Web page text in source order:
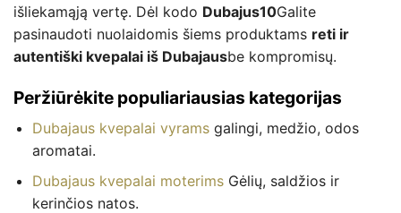
išliekamąją vertę. Dėl kodo Dubajus10Galite
pasinaudoti nuolaidomis šiems produktams reti ir
autentiški kvepalai iš Dubajausbe kompromisų.
Peržiūrėkite populiariausias kategorijas
Dubajaus kvepalai vyramsgalingi, medžio, odos
aromatai.
Dubajaus kvepalai moterimsGėlių, saldžios ir
kerinčios natos.